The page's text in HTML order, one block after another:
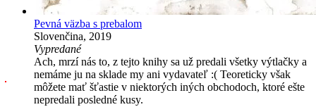
Pevná väzba s prebalom
Slovenčina, 2019
Vypredané
Ach, mrzí nás to, z tejto knihy sa už predali všetky výtlačky a
nemáme ju na sklade my ani vydavateľ :( Teoreticky však
môžete mať šťastie v niektorých iných obchodoch, ktoré ešte
nepredali posledné kusy.